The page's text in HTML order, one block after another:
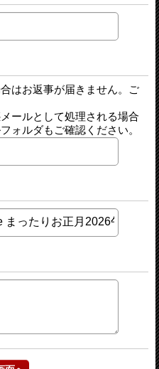
はお返事が届きません。ご
ールとして処理される場合
ォルダもご確認ください。